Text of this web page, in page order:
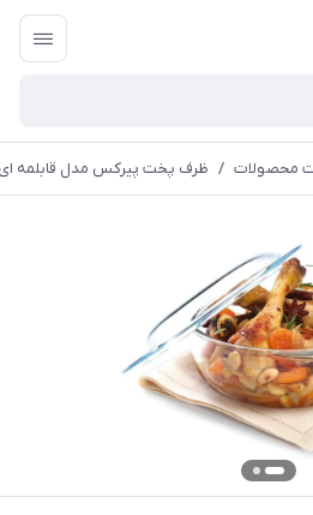
محصولات / ظرف پخت پیرکس مدل قابلمه ای 2024 مجموعه 3